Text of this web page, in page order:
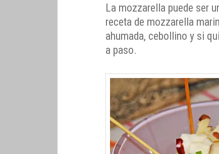
La mozzarella puede ser
receta de mozzarella
ahumada, cebollino y si
a paso.